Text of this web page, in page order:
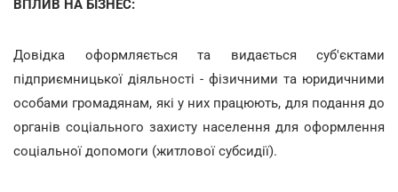
ВПЛИВ НА БІЗНЕС:
Довідка оформляється та видається суб'єктами
підприємницької діяльності - фізичними та юридичними
особами громадянам, які у них працюють, для подання до
органів соціального захисту населення для оформлення
соціальної допомоги (житлової субсидії).